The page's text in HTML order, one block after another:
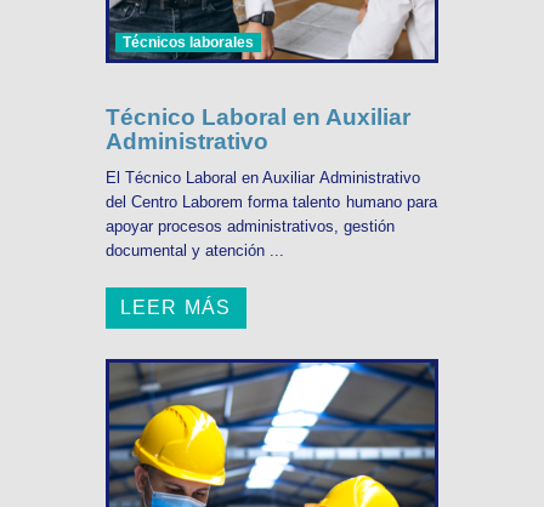
Técnicos laborales
Técnico Laboral en Auxiliar
Administrativo
El Técnico Laboral en Auxiliar Administrativo
del Centro Laborem forma talento humano para
apoyar procesos administrativos, gestión
documental y atención ...
LEER MÁS